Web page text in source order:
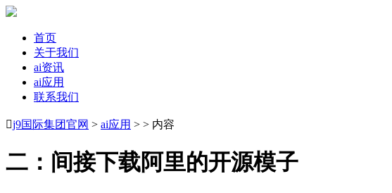
首页
关于我们
ai资讯
ai应用
联系我们
j9国际集团官网 > ai应用 > > 内容
二：间接下载阿里的开源模子